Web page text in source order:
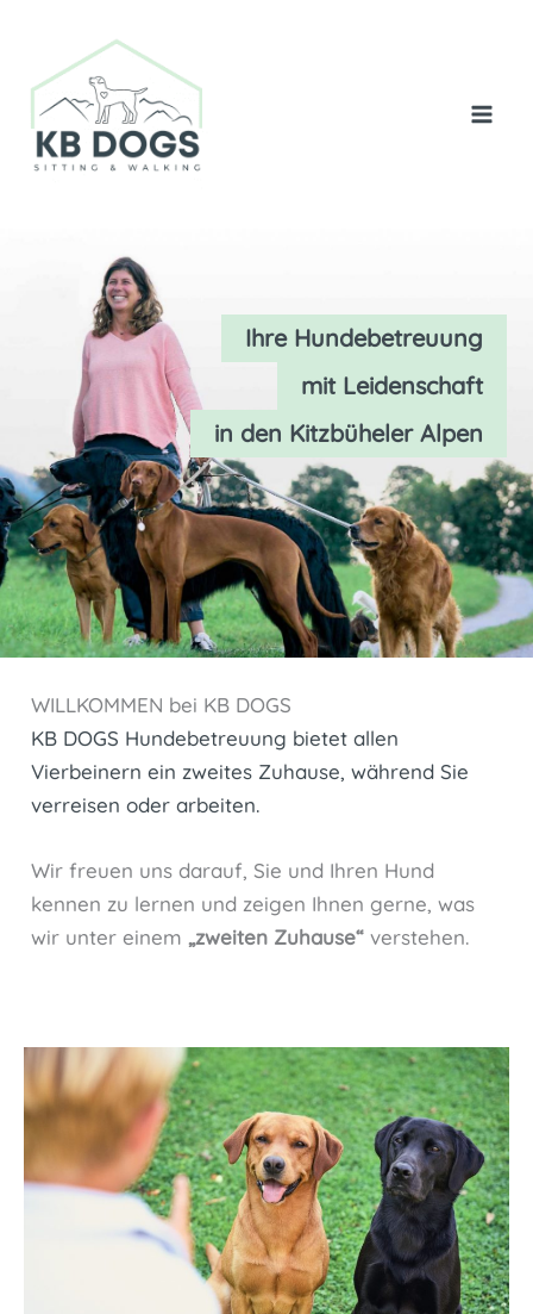
springen
Ihre Hundebetreuung
mit Leidenschaft
in den Kitzbüheler Alpen
WILLKOMMEN bei KB DOGS
KB DOGS Hundebetreuung bietet allen
Vierbeinern ein zweites Zuhause, während Sie
verreisen oder arbeiten.
Wir freuen uns darauf, Sie und Ihren Hund
kennen zu lernen und zeigen Ihnen gerne, was
wir unter einem „zweiten Zuhause“verstehen.